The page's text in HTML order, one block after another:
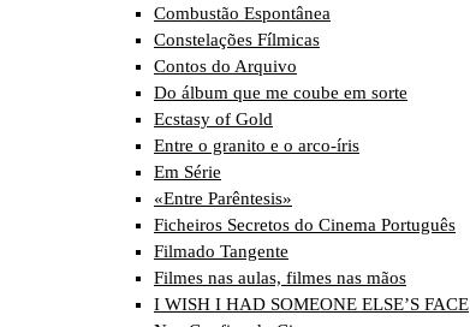
Combustão Espontânea
Constelações Fílmicas
Contos do Arquivo
Do álbum que me coube em sorte
Ecstasy of Gold
Entre o granito e o arco-íris
Em Série
«Entre Parêntesis»
Ficheiros Secretos do Cinema Português
Filmado Tangente
Filmes nas aulas, filmes nas mãos
I WISH I HAD SOMEONE ELSE’S FACE